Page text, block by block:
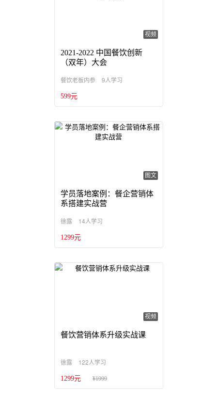
视频
2021-2022 中国餐饮创新
（双年）大会
餐饮老板内参 9人学习
599元
图文
学员落地案例：餐企营销体
系搭建实战营
徐露 14人学习
1299元
视频
餐饮营销体系升级实战课
徐露 122人学习
1299元 ¥1999